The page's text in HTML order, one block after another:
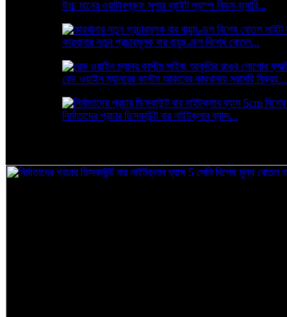
উচ্চ মানের ওয়াটারপ্রুফ সুপার ব্রাইট ল্যাম্প বিডস ভ্যারি...
কারখানার নতুন প্রচারমূলক বার বায়ুমণ্ডল বিশেষ বোতল...
রেড ওয়াইন ম্যানরের কাস্টম আকারের কারখানায় সরাসরি বিক্রয়...
নির্মাতাদের প্রচার ডিসকাউন্ট বার নাইটক্লাব ব্যাস...